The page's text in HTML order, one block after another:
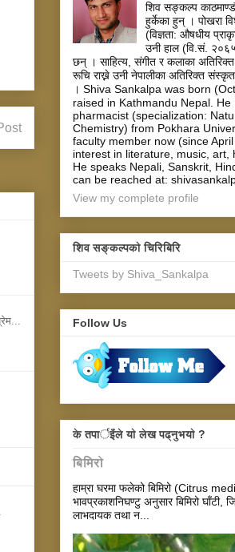
शिव सङ्कल्प
हुर्केका हुन् । पोखरा
(विज्ञता: औषधीय
उनी हाल (वि.सं.
छन् । साहित्य, संगीत र कलाका अतिरिक्त
रूचि राख्ने उनी नेपालीका अतिरिक्त
। Shiva Sankalpa was born
raised in Kathmandu Nepal. He
pharmacist (specialization:
Chemistry) from Pokhara
faculty member now (since
interest in literature, music, art,
He speaks Nepali, Sanskrit,
can be reached at:
View my complete profile
शिव सङ्कल्पकाे चिरिबिरि
Tweets by Shiva_Sankalpa
Follow Us
के तपार्इँले याे लेख पढ्नुभयाे ?
बिमिरो
हाम्रा घरमा फलेको बिमिरो (Citrus
भावप्रकाशनिघण्टु अनुसार बिमिरो घाँटी,
लाभदायक तथा न...